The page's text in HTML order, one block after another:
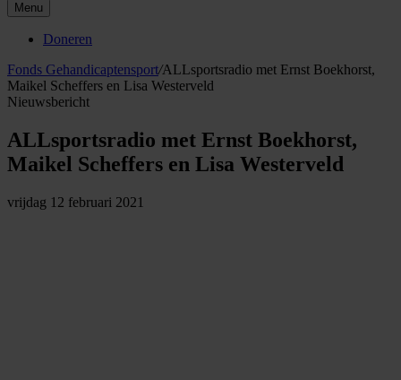
Menu
Doneren
Fonds Gehandicaptensport/ALLsportsradio met Ernst Boekhorst,
Maikel Scheffers en Lisa Westerveld
Nieuwsbericht
ALLsportsradio met Ernst Boekhorst,
Maikel Scheffers en Lisa Westerveld
vrijdag 12 februari 2021